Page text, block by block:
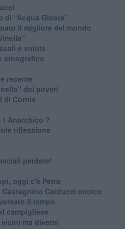
“Acqua Giusta”
il migliore del mondo
e volute
etnografico
recente
dei poveri
di Cornia
Anarchico ?
riflessione
perdere!
oggi c'è Petra
Carducci enoico
il tempo
campigliese
vicini ma diversi